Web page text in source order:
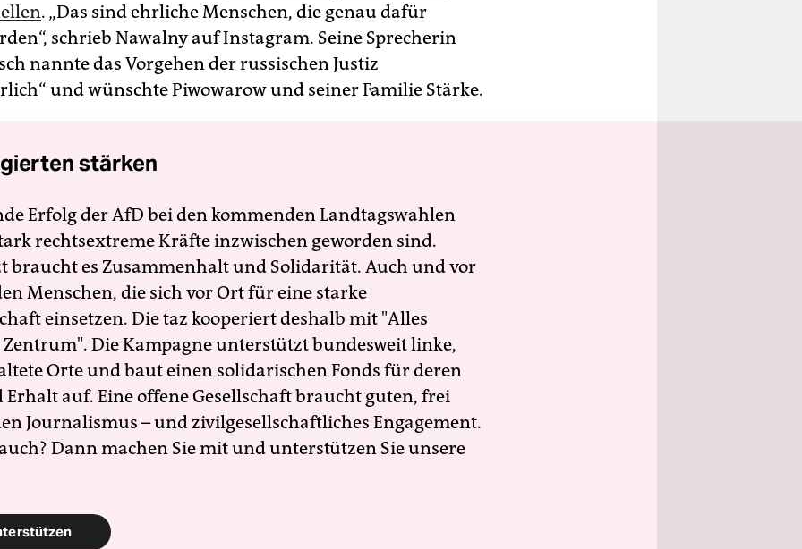
. „Das sind ehrliche Menschen, die genau dafür
schrieb Nawalny auf Instagram. Seine Sprecherin
nannte das Vorgehen der russischen Justiz
und wünschte Piwowarow und seiner Familie Stärke.
stärken
Erfolg der AfD bei den kommenden Landtagswahlen
rechtsextreme Kräfte inzwischen geworden sind.
braucht es Zusammenhalt und Solidarität. Auch und vor
Menschen, die sich vor Ort für eine starke
einsetzen. Die taz kooperiert deshalb mit "Alles
Die Kampagne unterstützt bundesweit linke,
Orte und baut einen solidarischen Fonds für deren
Erhalt auf. Eine offene Gesellschaft braucht guten, frei
Journalismus – und zivilgesellschaftliches Engagement.
Dann machen Sie mit und unterstützen Sie unsere